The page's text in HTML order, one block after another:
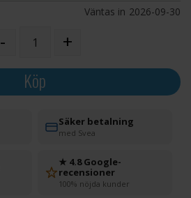
Väntas in 2026-09-30
- +
Köp
Säker betalning
med Svea
★ 4.8 Google-
recensioner
100% nöjda kunder